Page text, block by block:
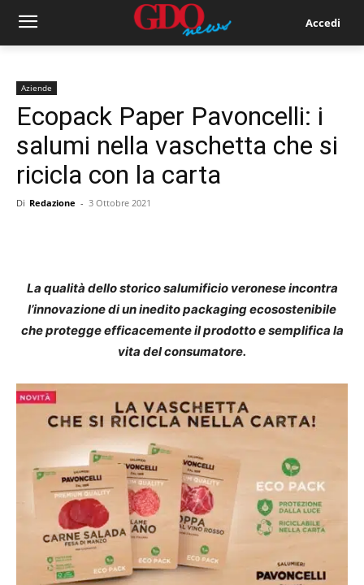
Accedi
Aziende
Ecopack Paper Pavoncelli: i
salumi nella vaschetta che si
ricicla con la carta
Di Redazione - 3 Ottobre 2021
La qualità dello storico salumificio veronese incontra
l’innovazione di un inedito packaging ecosostenibile
che protegge efficacemente il prodotto e semplifica la
vita del consumatore.